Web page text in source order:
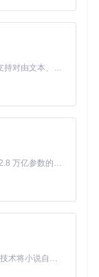
reg
表"，点击"是"后
7D9BD67
MiniMax H3 是一个通用的全模态生成系统。它支持对由文本、图像、视频和音频组成的多模态上下文进行统一理解，并能生成分辨率高达 2K、时长可达 15 秒的带原生立体声音频的视频。得益于面向任务泛化的系统设计，H3 在预训练阶段就已具备广泛的多模态上下文理解与生成能力，能够出色地执行复杂的多模态指令。
Kimi K3 是Kimi能力最强的模型：这是一个拥有 2.8 万亿参数的混合专家（MoE）模型，具备原生视觉理解能力，并支持 100 万 token 的上下文窗口。
Toonflow 是一款 AI 短剧漫剧工具，能够利用 AI 技术将小说自动转化为剧本，并结合 AI 生成的图片和视频，实现高效的短剧创作。借助 Toonflow，可以轻松完成从文字到影像的全流程，让短剧制作变得更加智能与便捷。